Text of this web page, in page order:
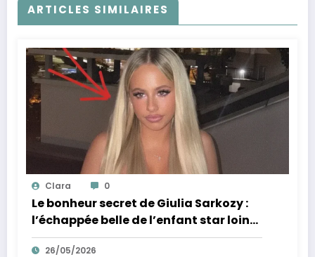
ARTICLES SIMILAIRES
Clara 0
Le bonheur secret de Giulia Sarkozy :
l’échappée belle de l’enfant star loin
des tumultes familiaux.
26/05/2026